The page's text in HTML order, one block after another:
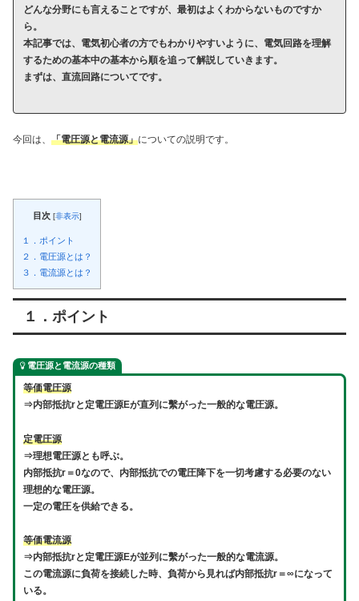
どんな分野にも言えることですが、最初はよくわからないものですか
ら。
本記事では、電気初心者の方でもわかりやすいように、電気回路を理解
するための基本中の基本から順を追って解説していきます。
まずは、直流回路についてです。
今回は、 「電圧源と電流源」についての説明です。
目次 [非表示]
１．ポイント
２．電圧源とは？
３．電流源とは？
１．ポイント
電圧源と電流源の種類
等価電圧源
⇒内部抵抗rと定電圧源Eが直列に繫がった一般的な電圧源。
定電圧源
⇒理想電圧源とも呼ぶ。
内部抵抗r＝0なので、内部抵抗での電圧降下を一切考慮する必要のない
理想的な電圧源。
一定の電圧を供給できる。
等価電流源
⇒内部抵抗rと定電圧源Eが並列に繫がった一般的な電流源。
この電流源に負荷を接続した時、負荷から見れば内部抵抗r＝∞になって
いる。